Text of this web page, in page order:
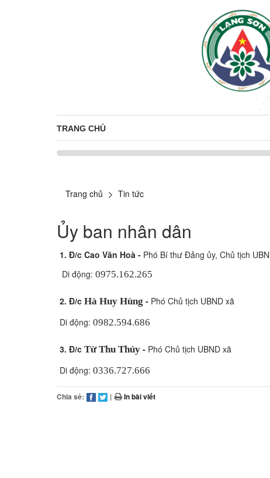
TRANG CHỦ
Trang chủ Tin tức
Ủy ban nhân dân
1. Đ/c Cao Văn Hoà - Phó Bí thư Đảng ủy, Chủ tịch
Di động: 0975.162.265
2. Đ/c Hà Huy Hùng - Phó Chủ tịch UBND xã
Di động: 0982.594.686
3. Đ/c Từ Thu Thủy - Phó Chủ tịch UBND xã
Di động: 0336.727.666
Chia sẻ: | In bài viết